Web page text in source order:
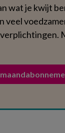
wat je kwijt
veel